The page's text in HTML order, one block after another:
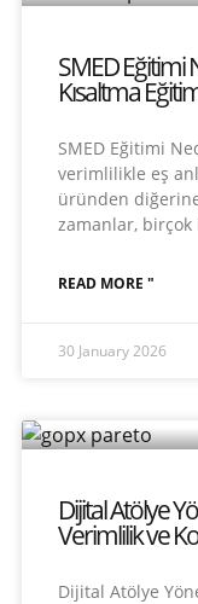
SMED Eğitimi
Kısaltma
SMED Eğitimi
verimlilikle eş
üründen
zamanlar,
READ MORE "
30 January 2026
Dijital Atölye
Verimlilik ve
Dijital Atölye